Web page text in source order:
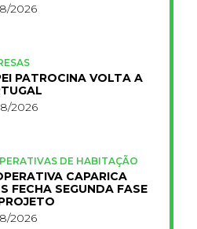
2026
PATROCINA VOLTA A
2026
DE HABITAÇÃO
CAPARICA
FECHA SEGUNDA FASE
2026